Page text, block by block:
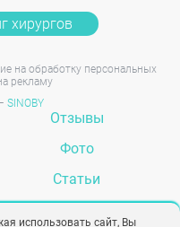
хирургов
на обработку персональных
рекламу
SINOBY
Отзывы
Фото
Статьи
использовать сайт, Вы